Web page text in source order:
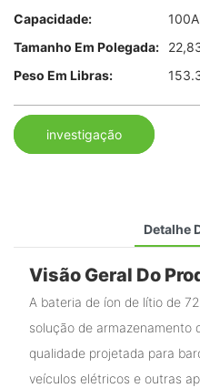
Capacidade:
Tamanho Em Polegada:
Peso Em Libras:
investigação
Detalhe
Visão Geral Do
A bateria de íon de lítio de
solução de armazenamento
qualidade projetada para
veículos elétricos e outras